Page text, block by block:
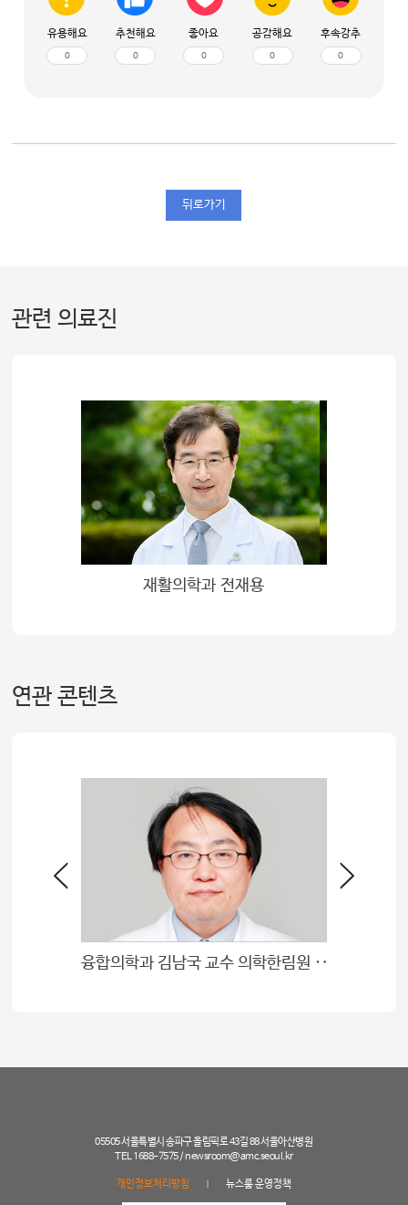
유용해요
0
추천해요
0
좋아요
0
공감해요
0
후속강추
0
뒤로가기
관련 의료진
재활의학과 전재용
연관 콘텐츠
융합의학과 김남국 교수 의학한림원 · 공학한림원 회원 선정
05505 서울특별시 송파구 올림픽로 43길 88 서울아산병원
TEL 1688-7575 /newsroom@amc.seoul.kr
개인정보처리방침 뉴스룸 운영정책